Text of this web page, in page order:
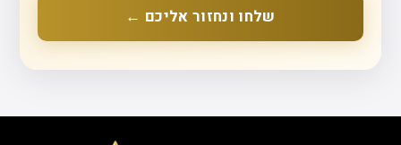
שלחו ונחזור אליכם ←